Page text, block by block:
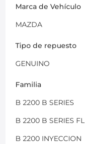
Marca de Vehículo
MAZDA
Tipo de repuesto
GENUINO
Familia
B 2200 B SERIES
B 2200 B SERIES FL
B 2200 INYECCION